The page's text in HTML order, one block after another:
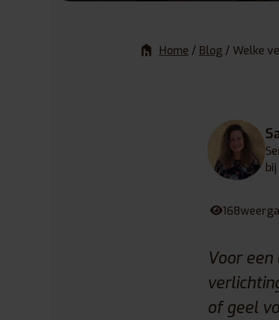
Home / Blog/ Welke
168
Voor een
of geel